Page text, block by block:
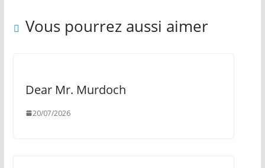
Vous pourrez aussi aimer
Dear Mr. Murdoch
20/07/2026